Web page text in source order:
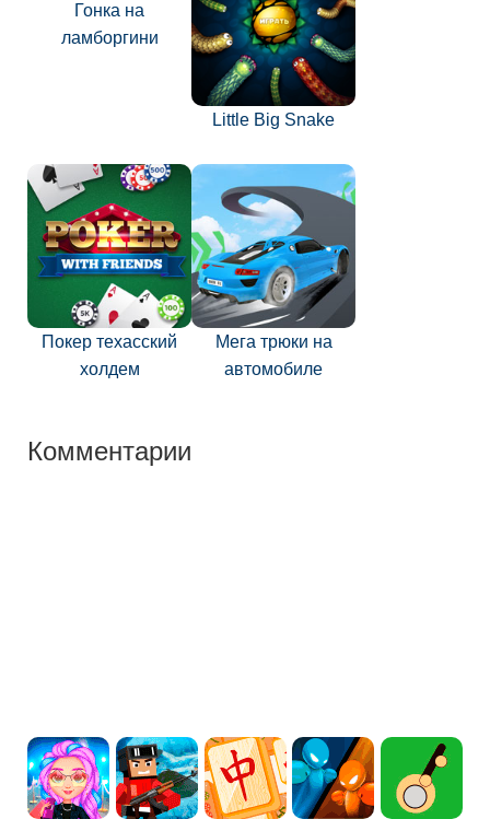
Гонка на
ламборгини
Little Big Snake
Покер техасский
холдем
Мега трюки на
автомобиле
Комментарии